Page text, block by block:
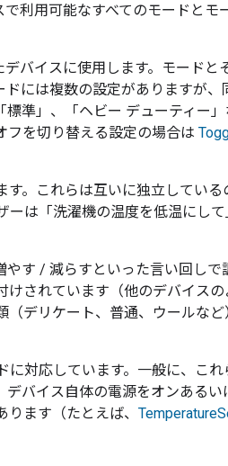
利用可能なすべてのモードとモ
バイスに使用します。モードと
には複数の設定がありますが
準」、「ヘビー デューティー
フを切り替える設定の場合は
。これらは互いに独立してい
は「洗濯機の温度を低温にして
す / 減らすといった言い回しで
けされています（他のデバイス
（デリケート、普通、ウールな
に対応しています。一般に、こ
バイス自体の電源をオンある
ます（たとえば、